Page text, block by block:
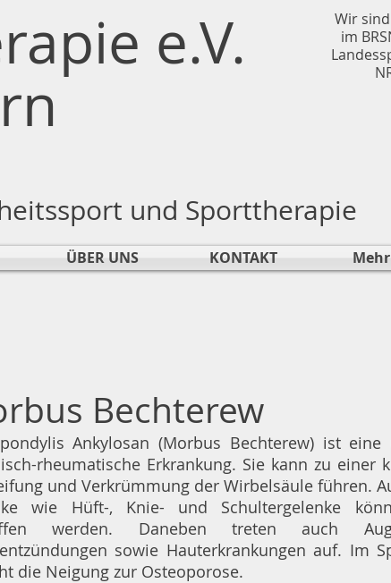
e.V.
Wir
im
und Sporttherapie
ÜBER UNS KONTAKT Mehr
Bechterew
Ankylosan (Morbus Bechterew) ist eine
rheumatische Erkrankung. Sie kann zu einer
und Verkrümmung der Wirbelsäule führen.
wie Hüft-, Knie- und Schultergelenke
werden. Daneben treten auch
sowie Hauterkrankungen auf. Im
die Neigung zur Osteoporose.